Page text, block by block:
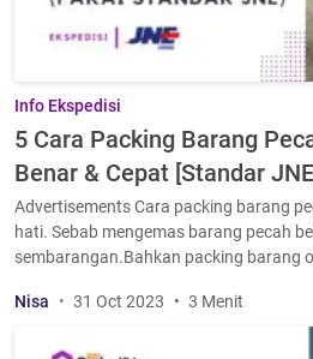
Info Ekspedisi
5 Cara Packing Barang
Benar & Cepat [Standar
Advertisements Cara packing barang
hati. Sebab mengemas barang pecah
sembarangan.Bahkan packing barang
Nisa 31 Oct 2023 3 Menit